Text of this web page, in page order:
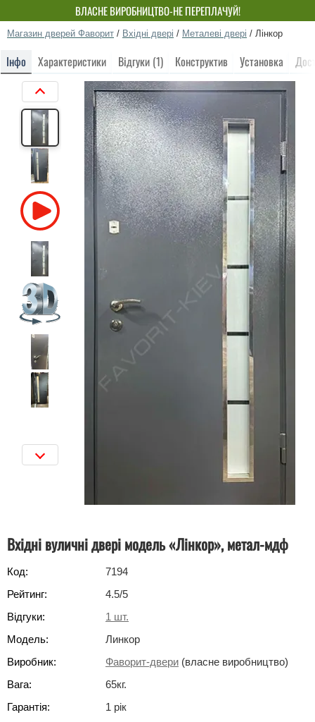
ВЛАСНЕ ВИРОБНИЦТВО-НЕ ПЕРЕПЛАЧУЙ!
Магазин дверей Фаворит / Вхідні двері / Металеві двері / Лінкор
Інфо Характеристики Відгуки (1) Конструктив Установка
Вхідні вуличні двері модель «Лінкор», метал-мдф
Код:
7194
Рейтинг:
4.5/5
Відгуки:
1 шт.
Модель:
Линкор
Виробник:
Фаворит-двери (власне виробництво)
Вага:
65кг.
Гарантія:
1 рік